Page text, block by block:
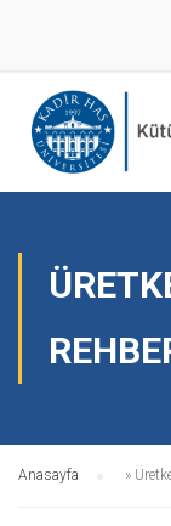
Anasayfa »